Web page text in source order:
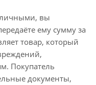
вы
ему сумму за
товар, который
Покупатель
документы,